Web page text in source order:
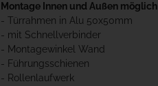
Montage Innen und Außen möglich
- Türrahmen in Alu 50x50mm
- mit Schnellverbinder
- Montagewinkel Wand
- Führungsschienen
- Rollenlaufwerk